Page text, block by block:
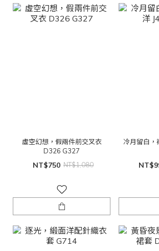
虛空幻想，假兩件前交叉衣
D326 G327
NT$750 NT$1,080
冷月留白，